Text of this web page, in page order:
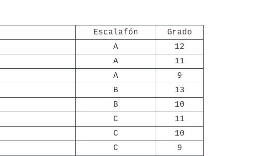
Escalafón
Grado
A
12
A
11
A
9
B
13
B
10
C
11
C
10
C
9